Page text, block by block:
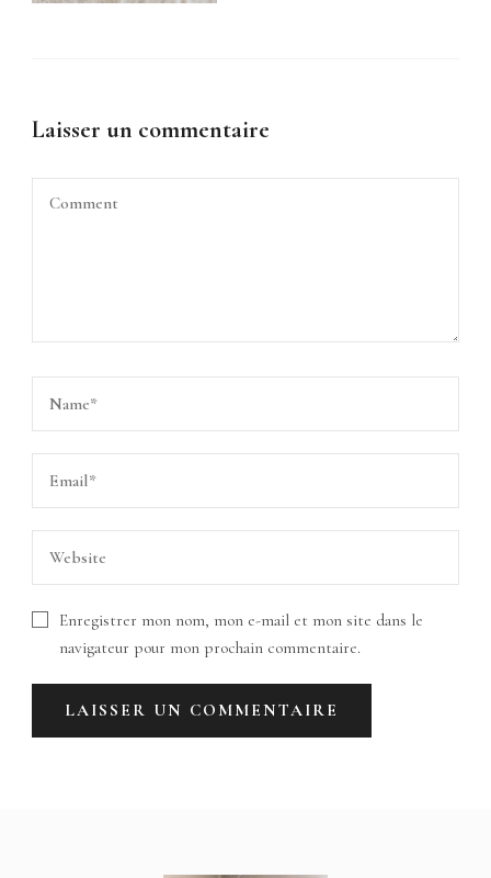
Laisser un commentaire
Enregistrer mon nom, mon e-mail et mon site dans le
navigateur pour mon prochain commentaire.